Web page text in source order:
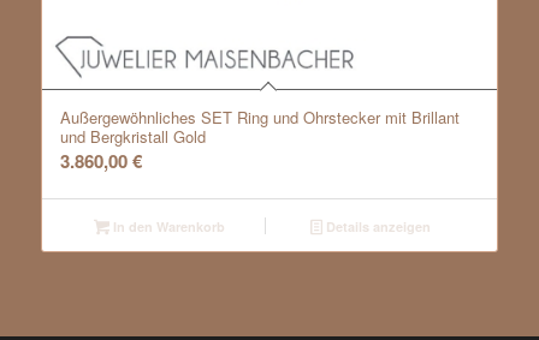
Außergewöhnliches SET Ring und Ohrstecker mit Brillant
und Bergkristall Gold
3.860,00€
In den Warenkorb Details anzeigen